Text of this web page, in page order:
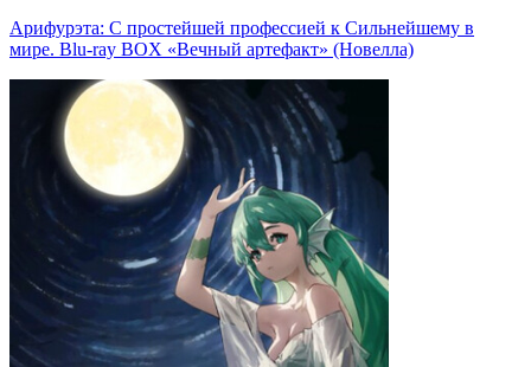
Арифурэта: С простейшей профессией к Сильнейшему в
мире. Blu-ray BOX «Вечный артефакт» (Новелла)